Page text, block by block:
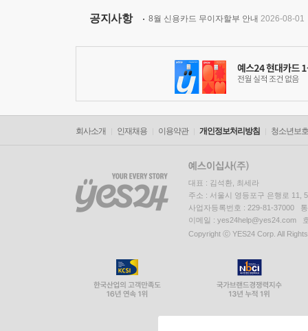
공지사항 8월 신용카드 무이자할부 안내 2026-08-01
회사소개 인재채용 이용약관 개인정보처리방침 청소년보
대표 : 김석환, 최세라
주소 : 서울시 영등포구 은행로 11,
사업자등록번호 : 229-81-37000
이메일 : yes24help@yes24.com
Copyright ⓒ YES24 Corp. All